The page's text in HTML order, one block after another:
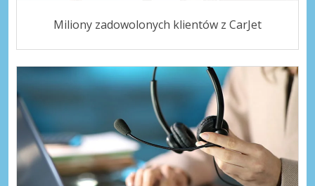
Miliony zadowolonych klientów z CarJet